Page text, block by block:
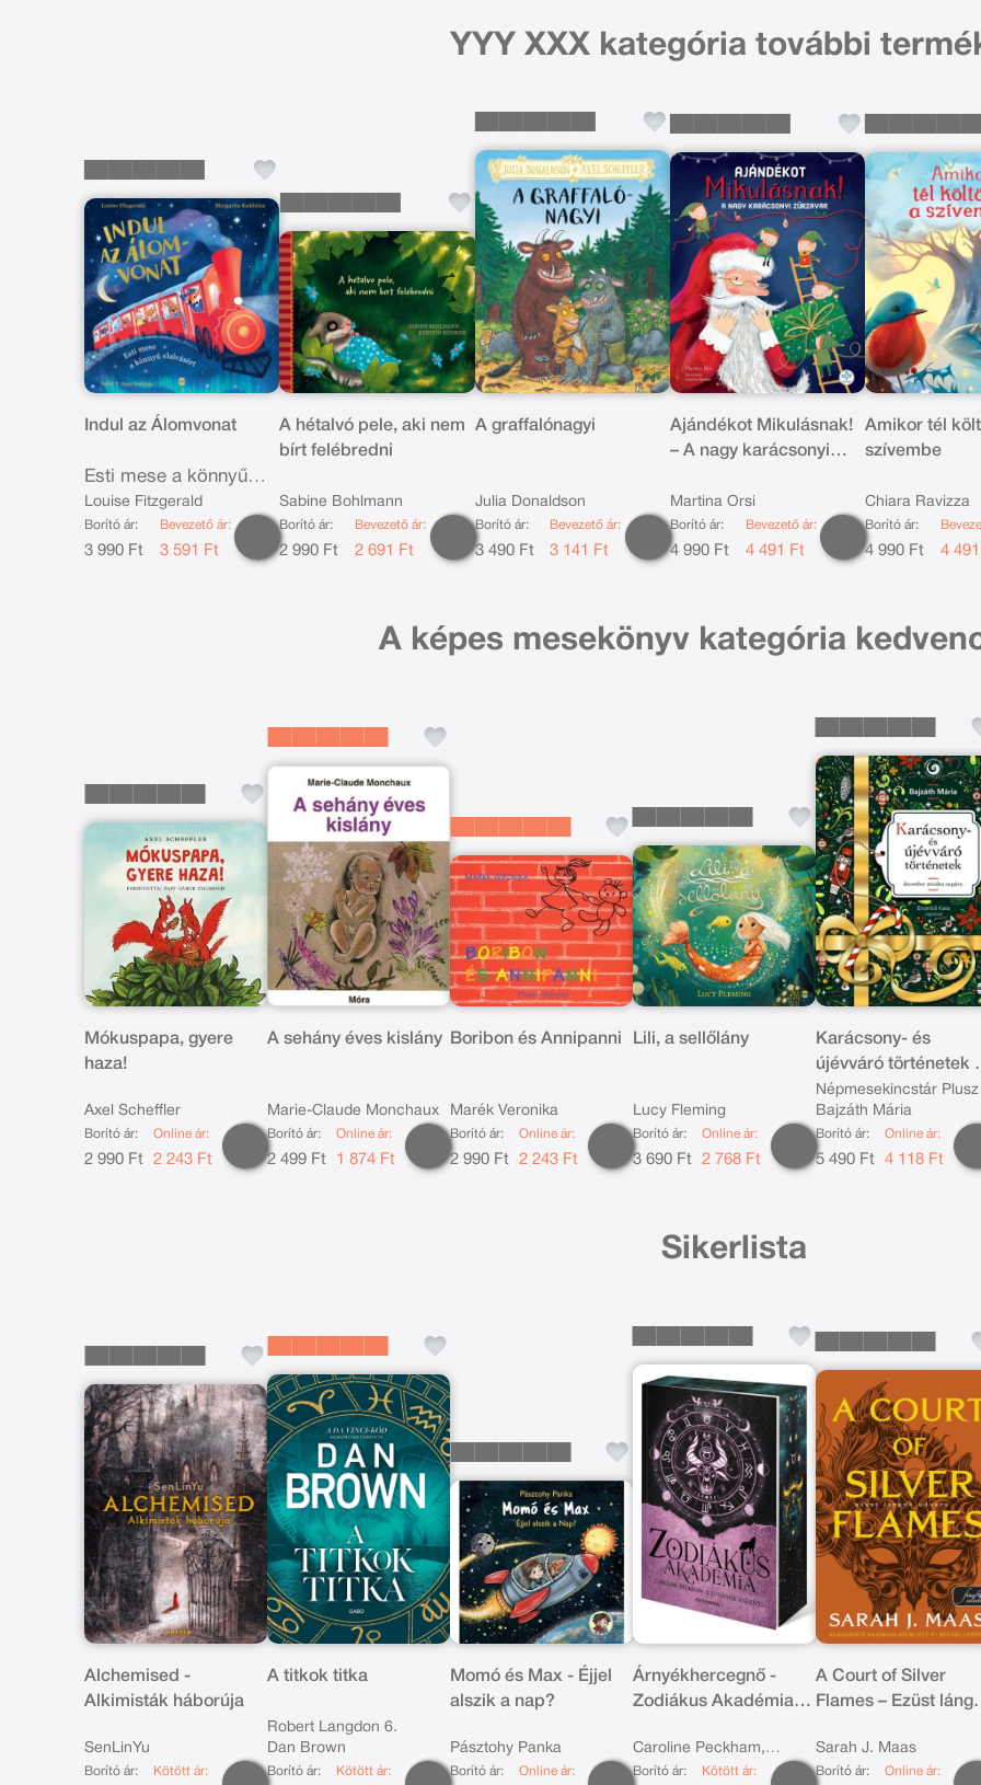
YYY XXX kategória további
Indul az Álomvonat
Esti mese a könnyű
elalvásért
Louise Fitzgerald
Borító ár:
3 990 Ft
Bevezető ár:
3 591 Ft
A hétalvó pele, aki nem
bírt felébredni
Sabine Bohlmann
Borító ár:
2 990 Ft
Bevezető ár:
2 691 Ft
A graffalónagyi
Julia Donaldson
Borító ár:
3 490 Ft
Bevezető ár:
3 141 Ft
Ajándékot Mikulásnak!
– A nagy karácsonyi
Martina Orsi
Borító ár:
4 990 Ft
Bevezető ár:
4 491 Ft
Amikor tél
szívembe
Chiara Ravizza
Borító ár:
4 990 Ft 4
A képes mesekönyv kategória
Mókuspapa, gyere
haza!
Axel Scheffler
Borító ár:
2 990 Ft
Online ár:
2 243 Ft
A sehány éves kislány
Marie-Claude Monchaux
Borító ár:
2 499 Ft
Online ár:
1 874 Ft
Boribon és Annipanni
Marék Veronika
Borító ár:
2 990 Ft
Online ár:
2 243 Ft
Lili, a sellőlány
Lucy Fleming
Borító ár:
3 690 Ft
Online ár:
2 768 Ft
Karácsony- és
újévváró történetek -
december minden
napjára
Népmesekincstár Plusz
Bajzáth Mária
Borító ár:
5 490 Ft
Online ár:
4 118 Ft
Sikerlista
Alchemised -
Alkimisták háborúja
SenLinYu
Borító ár: Kötött ár:
A titkok titka
Robert Langdon 6.
Dan Brown
Borító ár: Kötött ár:
Momó és Max - Éjjel
alszik a nap?
Pásztohy Panka
Borító ár: Online ár:
Árnyékhercegnő -
Zodiákus Akadémia -
Caroline Peckham,
Susanne Valenti
Borító ár: Kötött ár:
A Court of Silver
Flames – Ezüst
rózsák udvara 5.)
Sarah J. Maas
Borító ár: Online ár: